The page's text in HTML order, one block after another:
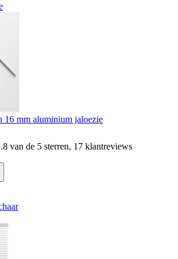
16 mm aluminium jaloezie
van de 5 sterren, 17 klantreviews